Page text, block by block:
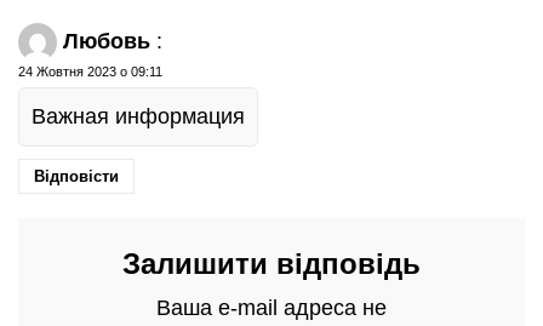
Любовь :
24 Жовтня 2023 о 09:11
Важная информация
Відповісти
Залишити відповідь
Ваша e-mail адреса не